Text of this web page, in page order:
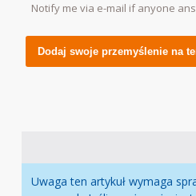
Notify me via e-mail if anyone
Uwaga ten artykuł wymaga